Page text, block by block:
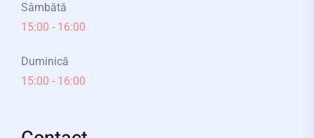
Sâmbătă
15:00 - 16:00
Duminică
15:00 - 16:00